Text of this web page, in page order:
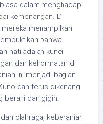
dalam menghadapi
kemenangan. Di
menampilkan
bahwa
hati adalah kunci
dan kehormatan di
ini menjadi bagian
dan terus dikenang
berani dan gigih.
olahraga, keberanian